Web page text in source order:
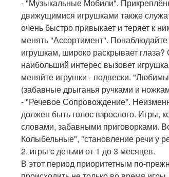
- "Музыкальные Мобили".
движущимися игрушками также
очень быстро привыкает и теряет к
менять "Ассортимент".
игрушкам, широко раскрывает
наибольший интерес вызовет
меняйте игрушки - подвески.
(забавные дрыганья ручками и
- "Речевое Сопровождение".
должен быть голос взрослого. Игры,
словами, забавными приговорками.
Колыбельные", "становление речи у
2. игры c детьми от 1 до 3 месяцев.
В этот период приоритетным по-